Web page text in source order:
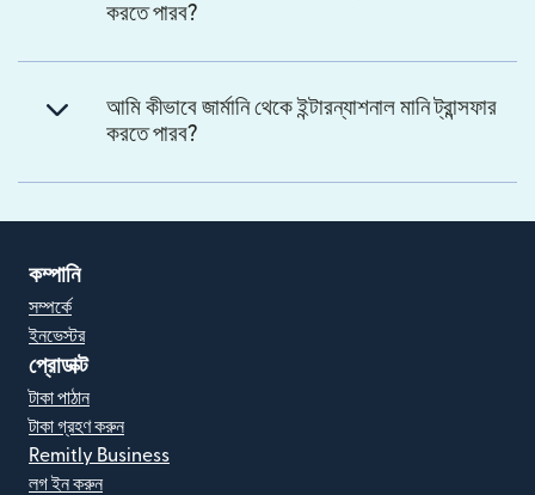
করতে পারব?
আমি কীভাবে জার্মানি থেকে ইন্টারন্যাশনাল মানি ট্রান্সফার
করতে পারব?
কম্পানি
সম্পর্কে
ইনভেস্টর
প্রোডাক্ট
টাকা পাঠান
টাকা গ্রহণ করুন
Remitly Business
লগ ইন করুন